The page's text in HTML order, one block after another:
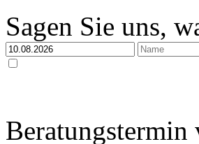
Sagen Sie uns,
Beratungstermin